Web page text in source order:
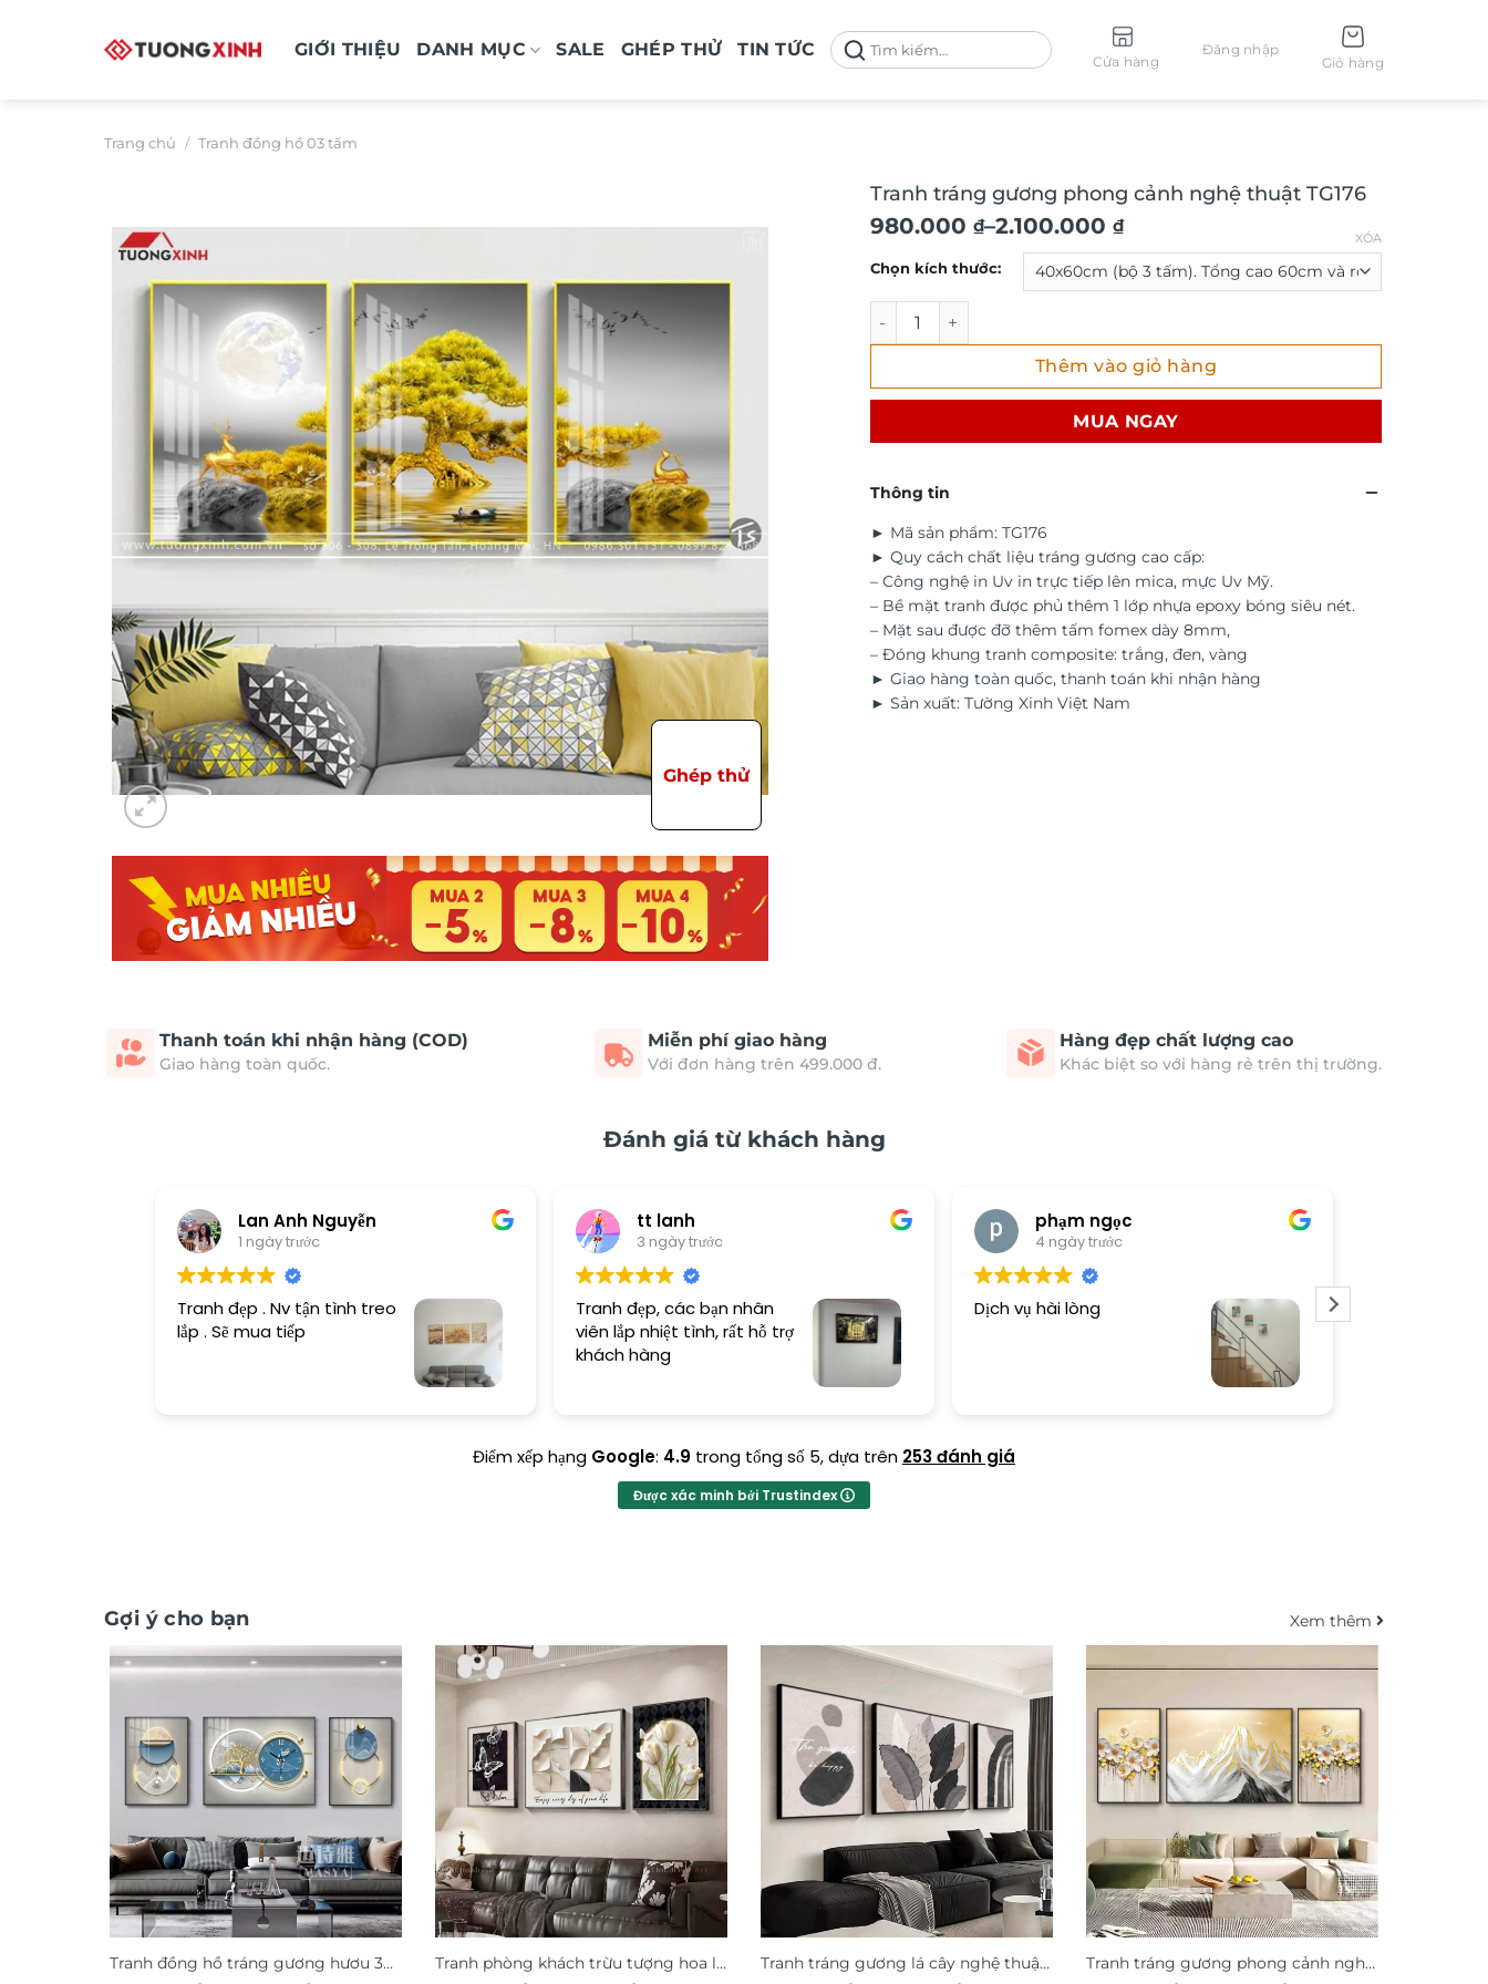
GIỚI THIỆU DANH MỤC SALE GHÉP THỬ TIN TỨC
Tìm
kiếm:
Cửa hàng
Đăng nhập
Giỏ hàng
Trang chủ / Tranh đồng hồ 03 tấm
Ghép thử
Tranh tráng gương phong cảnh nghệ thuật TG176
980.000 ₫–2.100.000 ₫
Khoảng
giá:
980.000 ₫
2.100.000 ₫
Chọn kích thước:
XÓA
Tranh tráng gương phong cảnh nghệ thuật TG176 số lượng
Thêm vào giỏ hàng
MUA NGAY
Thông tin
► Mã sản phẩm: TG176
► Quy cách chất liệu tráng gương cao cấp:
– Công nghệ in Uv in trực tiếp lên mica, mực Uv Mỹ.
– Bề mặt tranh được phủ thêm 1 lớp nhựa epoxy bóng siêu nét.
– Mặt sau được đỡ thêm tấm fomex dày 8mm,
– Đóng khung tranh composite: trắng, đen, vàng
► Giao hàng toàn quốc, thanh toán khi nhận hàng
► Sản xuất: Tường Xinh Việt Nam
Thanh toán khi nhận hàng (COD)
Giao hàng toàn quốc.
Miễn phí giao hàng
Với đơn hàng trên 499.000 đ.
Hàng đẹp chất lượng cao
Khác biệt so với hàng rẻ trên thị trường.
Đánh giá từ khách hàng
Lan Anh Nguyễn
1 ngày trước
Tranh đẹp . Nv tận tình treo
lắp . Sẽ mua tiếp
tt lanh
3 ngày trước
Tranh đẹp, các bạn nhân
viên lắp nhiệt tình, rất hỗ trợ
khách hàng
phạm ngọc
4 ngày trước
Dịch vụ hài lòng
Điểm xếp hạng Google: 4.9 trong tổng số 5,dựa trên 253 đánh giá
Được xác minh bởi Trustindex
Gợi ý cho bạn Xem thêm
Tranh đồng hồ tráng gương hươu 3D
Tranh phòng khách trừu tượng hoa lá
Tranh tráng gương lá cây nghệ thuật
Tranh tráng gương phong cảnh nghệ